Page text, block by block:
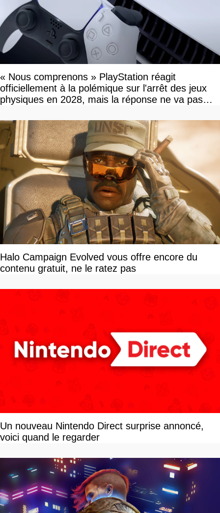
« Nous comprenons » PlayStation réagit
officiellement à la polémique sur l'arrêt des jeux
physiques en 2028, mais la réponse ne va pas
Halo Campaign Evolved vous offre encore du
contenu gratuit, ne le ratez pas
Un nouveau Nintendo Direct surprise annoncé,
voici quand le regarder